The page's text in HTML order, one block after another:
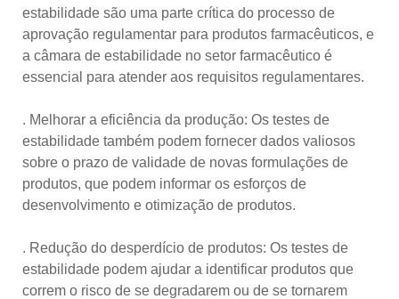
estabilidade são uma parte crítica do processo de
aprovação regulamentar para produtos farmacêuticos, e
a câmara de estabilidade no setor farmacêutico é
essencial para atender aos requisitos regulamentares.
. Melhorar a eficiência da produção: Os testes de
estabilidade também podem fornecer dados valiosos
sobre o prazo de validade de novas formulações de
produtos, que podem informar os esforços de
desenvolvimento e otimização de produtos.
. Redução do desperdício de produtos: Os testes de
estabilidade podem ajudar a identificar produtos que
correm o risco de se degradarem ou de se tornarem